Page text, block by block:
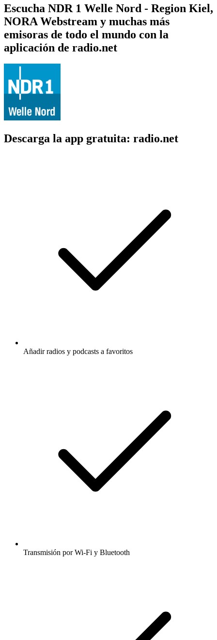
Escucha NDR 1 Welle Nord - Region Kiel,
NORA Webstream y muchas más
emisoras de todo el mundo con la
aplicación de radio.net
Descarga la app gratuita: radio.net
Añadir radios y podcasts a favoritos
Transmisión por Wi-Fi y Bluetooth